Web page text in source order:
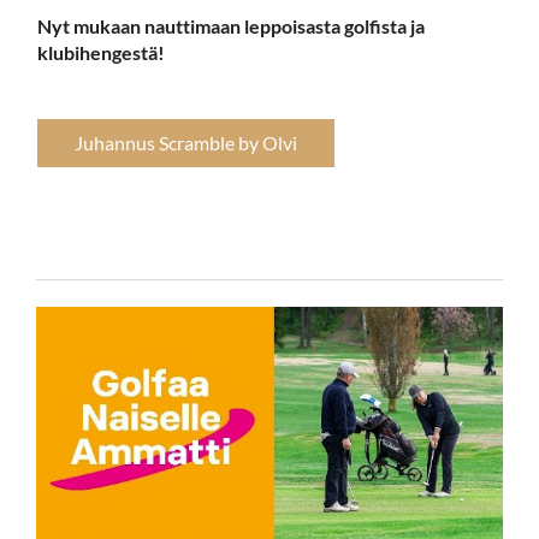
Nyt mukaan nauttimaan leppoisasta golfista ja
klubihengestä!
Juhannus Scramble by Olvi